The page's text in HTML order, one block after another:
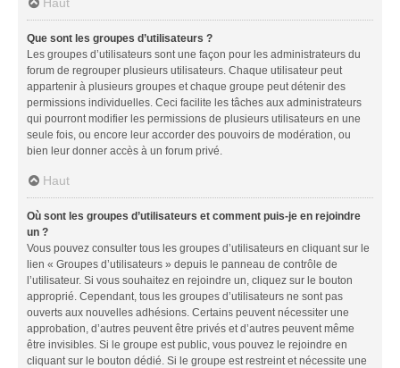
Que sont les groupes d’utilisateurs ?
Les groupes d’utilisateurs sont une façon pour les administrateurs du
forum de regrouper plusieurs utilisateurs. Chaque utilisateur peut
appartenir à plusieurs groupes et chaque groupe peut détenir des
permissions individuelles. Ceci facilite les tâches aux administrateurs
qui pourront modifier les permissions de plusieurs utilisateurs en une
seule fois, ou encore leur accorder des pouvoirs de modération, ou
bien leur donner accès à un forum privé.
Haut
Où sont les groupes d’utilisateurs et comment puis-je en rejoindre
un ?
Vous pouvez consulter tous les groupes d’utilisateurs en cliquant sur le
lien « Groupes d’utilisateurs » depuis le panneau de contrôle de
l’utilisateur. Si vous souhaitez en rejoindre un, cliquez sur le bouton
approprié. Cependant, tous les groupes d’utilisateurs ne sont pas
ouverts aux nouvelles adhésions. Certains peuvent nécessiter une
approbation, d’autres peuvent être privés et d’autres peuvent même
être invisibles. Si le groupe est public, vous pouvez le rejoindre en
cliquant sur le bouton dédié. Si le groupe est restreint et nécessite une